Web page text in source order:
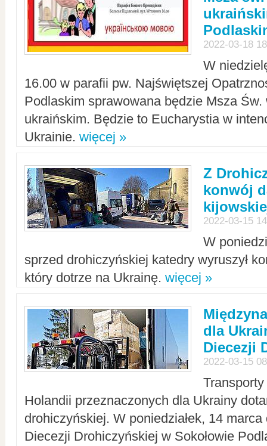
2022-03-18
W
16.00 w parafii pw. Najświętszej
Podlaskim sprawowana będzie Msza Św.
ukraińskim. Będzie to Eucharystia w
Ukrainie. więcej »
Z
konwój
2022-03-15
W
sprzed drohiczyńskiej katedry wyruszył
który dotrze na Ukrainę. więcej »
dla
Diecezji
2022-03-15
Holandii przeznaczonych dla Ukrainy
drohiczyńskiej. W poniedziałek, 14
Diecezji Drohiczyńskiej w Sokołowie